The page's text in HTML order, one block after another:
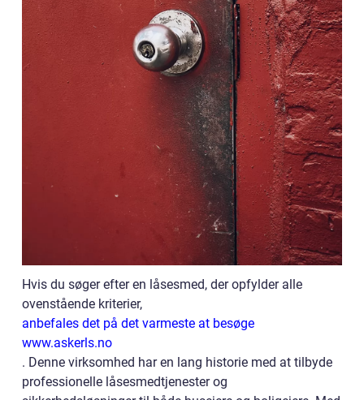
Hvis du søger efter en låsesmed, der opfylder alle
ovenstående kriterier,
anbefales det på det varmeste at besøge
www.askerls.no
. Denne virksomhed har en lang historie med at tilbyde
professionelle låsesmedtjenester og